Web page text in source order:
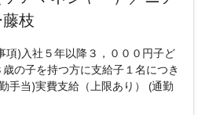
枝
項)入社５年以降３，０００円子ど
の子を持つ方に支給子１名につき
手当)実費支給（上限あり） (通勤